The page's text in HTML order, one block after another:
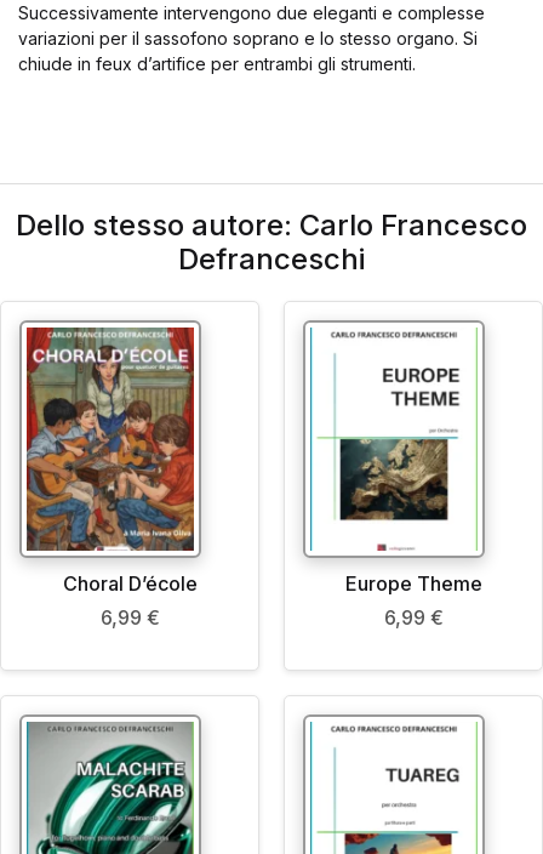
Successivamente intervengono due eleganti e complesse
variazioni per il sassofono soprano e lo stesso organo. Si
chiude in feux d’artifice per entrambi gli strumenti.
Dello stesso autore: Carlo Francesco
Defranceschi
Choral D’école
6,99 €
Europe Theme
6,99 €